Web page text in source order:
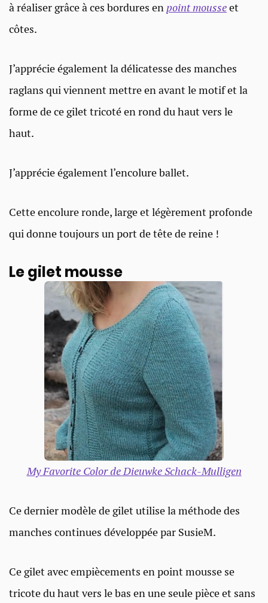
à réaliser grâce à ces bordures en point mousseet
côtes.
J’apprécie également la délicatesse des manches
raglans qui viennent mettre en avant le motif et la
forme de ce gilet tricoté en rond du haut vers le
haut.
J’apprécie également l’encolure ballet.
Cette encolure ronde, large et légèrement profonde
qui donne toujours un port de tête de reine !
Le gilet mousse
My Favorite Color de Dieuwke Schack-Mulligen
Ce dernier modèle de gilet utilise la méthode des
manches continues développée par SusieM.
Ce gilet avec empiècements en point mousse se
tricote du haut vers le bas en une seule pièce et sans